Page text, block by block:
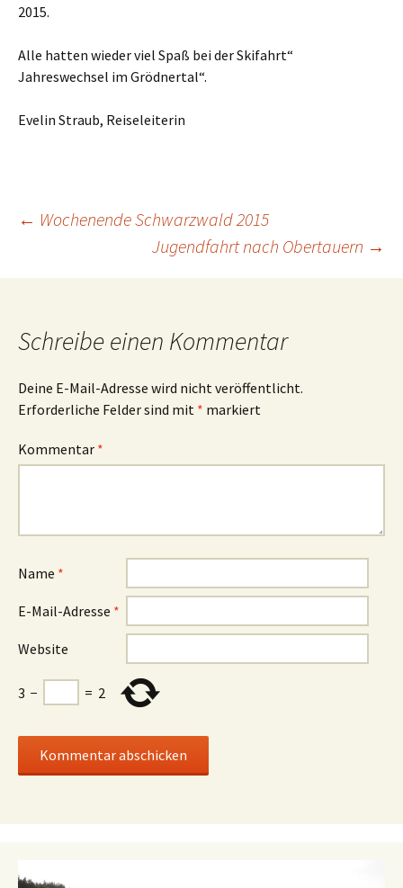
2015.
Alle hatten wieder viel Spaß bei der Skifahrt“
Jahreswechsel im Grödnertal“.
Evelin Straub, Reiseleiterin
Beitragsnavigation
← Wochenende Schwarzwald 2015
Jugendfahrt nach Obertauern →
Schreibe einen Kommentar
Deine E-Mail-Adresse wird nicht veröffentlicht.
Erforderliche Felder sind mit * markiert
Kommentar *
Name *
E-Mail-Adresse *
Website
3 − = 2